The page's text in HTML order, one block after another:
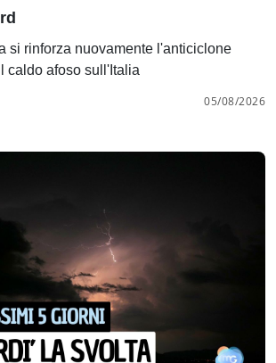
si rinforza nuovamente l'anticiclone
caldo afoso sull'Italia
05/08/2026